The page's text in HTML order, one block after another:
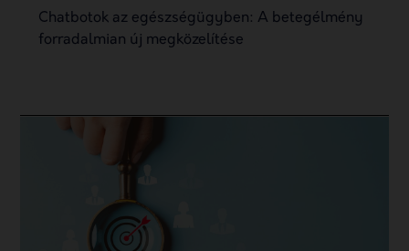
Chatbotok az egészségügyben: A betegélmény
forradalmian új megközelítése